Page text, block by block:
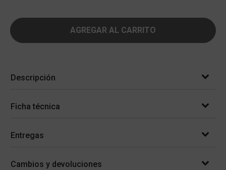
AGREGAR AL CARRITO
Descripción
Ficha técnica
Entregas
Cambios y devoluciones